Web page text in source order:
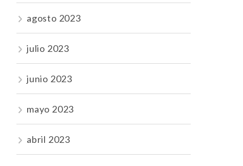
agosto 2023
julio 2023
junio 2023
mayo 2023
abril 2023